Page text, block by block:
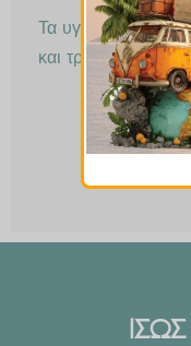
Τα υγιεινά
και τραγανά.